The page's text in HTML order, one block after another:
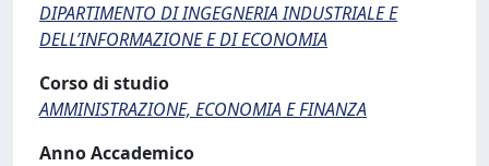
DIPARTIMENTO DI INGEGNERIA INDUSTRIALE E
DELL’INFORMAZIONE E DI ECONOMIA
Corso di studio
AMMINISTRAZIONE, ECONOMIA E FINANZA
Anno Accademico